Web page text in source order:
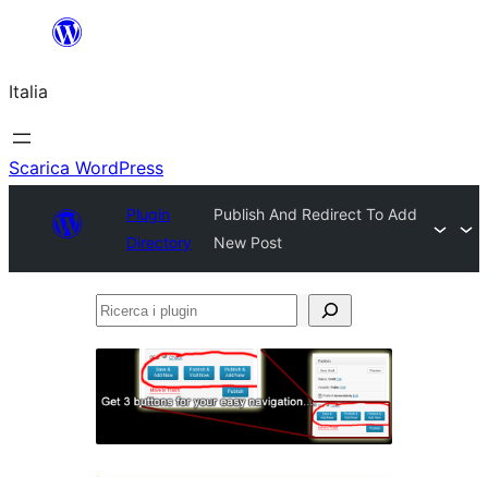
contenuto
Italia
Scarica WordPress
Plugin
Directory
Publish And Redirect To Add
New Post
Ricerca
plugin